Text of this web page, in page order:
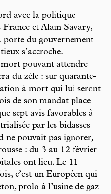
avec la politique
France et Alain Savary,
porte du gouvernement
s’accroche.
pouvant attendre
du zèle : sur quarante-
à mort qui lui seront
de son mandat place
sept avis favorables à
par les bidasses
ne pouvait pas ignorer,
: du 3 au 12 février
ont lieu. Le 11
c’est un Européen qui
prolo à l’usine de gaz